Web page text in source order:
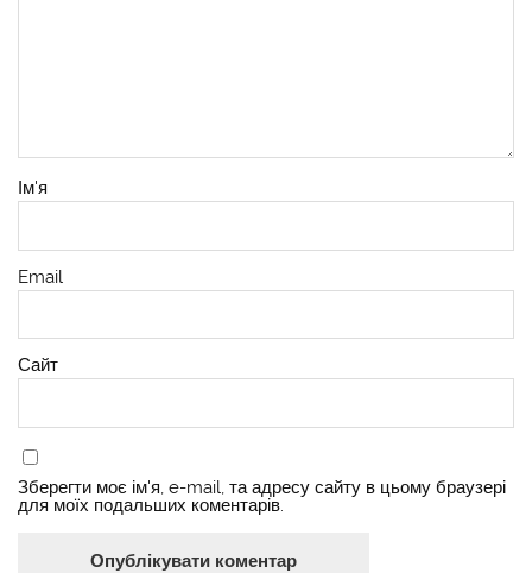
Ім'я
Email
Сайт
Зберегти моє ім'я, e-mail, та адресу сайту в цьому браузері
для моїх подальших коментарів.